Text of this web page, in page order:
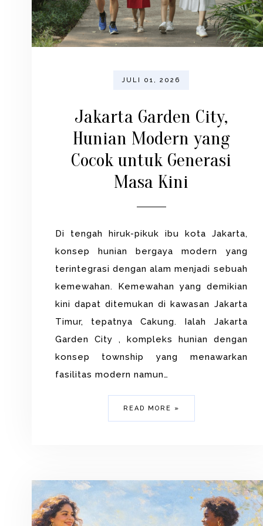
JULI 01, 2026
Jakarta Garden City,
Hunian Modern yang
Cocok untuk Generasi
Masa Kini
Di tengah hiruk-pikuk ibu kota Jakarta,
konsep hunian bergaya modern yang
terintegrasi dengan alam menjadi sebuah
kemewahan. Kemewahan yang demikian
kini dapat ditemukan di kawasan Jakarta
Timur, tepatnya Cakung. Ialah Jakarta
Garden City , kompleks hunian dengan
konsep township yang menawarkan
fasilitas modern namun…
READ MORE »